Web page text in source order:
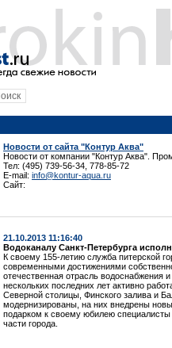
Новости от сайта "Контур Аква"
Новости от компании "Контур Аква".
Тел: (495) 739-56-34, 778-85-72
E-mail: info@kontur-aqua.ru
Сайт:
21.10.2013 11:16:40
Водоканалу Санкт-Петербурга
К своему 155-летию служба питерской
современными достижениями
отечественная отрасль водоснабжения
нескольких последних лет активно
Северной столицы, Финского залива и
модернизированы, на них внедрены
подарком к своему юбилею специалисты
части города.